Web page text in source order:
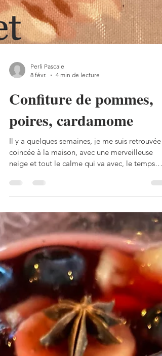
8 févr.
4 min de lecture
Confiture de pommes,
poires, cardamome
Il y a quelques semaines, je me suis retrouvée
neige et tout le calme qui va avec, le temps
suspendu pour une journée, à préparer des
confitures! Une adorable patiente, Monika,
rapporté de belles pommes de Normandie. Je
les ai associées à quelques poires (je comptais
ajouter des coings, mais je n’en ai plus
J’ai ajouté de la vanille et trois épices, mais en
majorité de la cardamome qui a parfumé
divinement ces fruits. C